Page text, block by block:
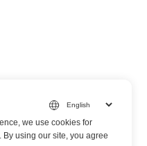
we use cookies for
using our site, you agree